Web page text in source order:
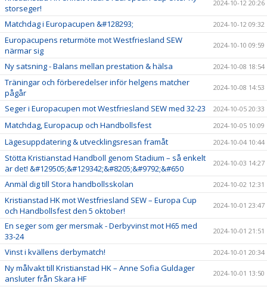
storseger!
2024-10-12 20:26
Matchdag i Europacupen &#128293; 2024-10-12 09:32
Europacupens returmöte mot Westfriesland SEW
närmar sig
2024-10-10 09:59
Ny satsning - Balans mellan prestation & hälsa 2024-10-08 18:54
Träningar och förberedelser inför helgens matcher
pågår
2024-10-08 14:53
Seger i Europacupen mot Westfriesland SEW med 32-23 2024-10-05 20:33
Matchdag, Europacup och Handbollsfest 2024-10-05 10:09
Lägesuppdatering & utvecklingsresan framåt 2024-10-04 10:44
Stötta Kristianstad Handboll genom Stadium – så enkelt
är det! &#129505;&#129342;&#8205;&#9792;&#650
2024-10-03 14:27
Anmäl dig till Stora handbollsskolan 2024-10-02 12:31
Kristianstad HK mot Westfriesland SEW – Europa Cup
och Handbollsfest den 5 oktober!
2024-10-01 23:47
En seger som ger mersmak - Derbyvinst mot H65 med
33-24
2024-10-01 21:51
Vinst i kvällens derbymatch! 2024-10-01 20:34
Ny målvakt till Kristianstad HK – Anne Sofia Guldager
ansluter från Skara HF
2024-10-01 13:50